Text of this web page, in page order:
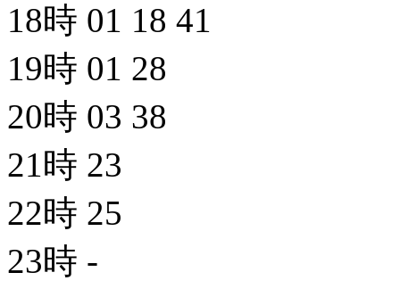
18時 01 18 41
19時 01 28
20時 03 38
21時 23
22時 25
23時 -